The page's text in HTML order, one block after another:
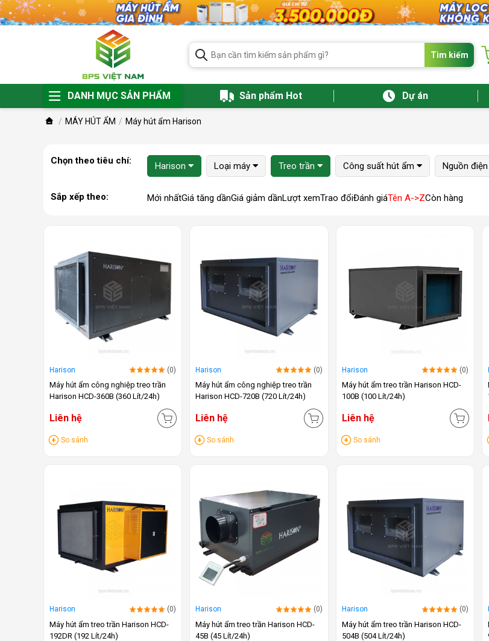
Tìm kiếm
DANH MỤC SẢN PHẨM Sản phẩm Hot Dự án
MÁY HÚT ẨM Máy hút ẩm Harison
Chọn theo tiêu chí: Harison Loại máy Treo trần Công suất hút ẩm Nguồn điện
Sắp xếp theo: Mới nhấtGiá tăng dầnGiá giảm dầnLượt xemTrao đổiĐánh giáTên A->ZCòn hàng
Harison (0)
Máy hút ẩm công nghiệp treo trần
Harison HCD-360B (360 Lít/24h)
Liên hệ
So sánh
Harison (0)
Máy hút ẩm công nghiệp treo trần
Harison HCD-720B (720 Lít/24h)
Liên hệ
So sánh
Harison (0)
Máy hút ẩm treo trần Harison HCD-
100B (100 Lít/24h)
Liên hệ
So sánh
Harison (0)
Máy hút ẩm treo trần Harison HCD-
192DR (192 Lít/24h)
Harison (0)
Máy hút ẩm treo trần Harison HCD-
45B (45 Lít/24h)
Harison (0)
Máy hút ẩm treo trần Harison HCD-
504B (504 Lít/24h)